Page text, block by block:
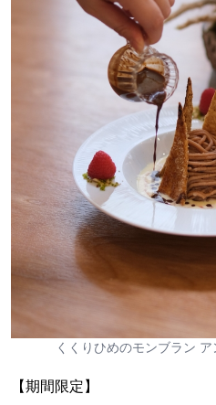
くくりひめのモンブラン
【期間限定】